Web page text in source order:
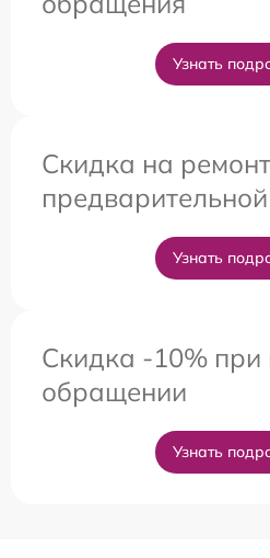
Узнать
Скидка на
Узнать
Скидка -10% при
обращении
Узнать